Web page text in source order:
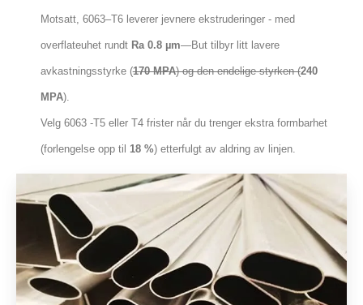
Motsatt, 6063–T6 leverer jevnere ekstruderinger - med
overflateuhet rundt Ra 0.8 µm—But tilbyr litt lavere
avkastningsstyrke (170 MPA) og den endelige styrken (240
MPA).
Velg 6063 -T5 eller T4 frister når du trenger ekstra formbarhet
(forlengelse opp til 18 %) etterfulgt av aldring av linjen.